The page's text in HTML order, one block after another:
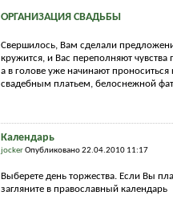
ОРГАНИЗАЦИЯ СВАДЬБЫ
Свершилось, Вам сделали
кружится, и Вас переполняют чувства
а в голове уже начинают
свадебным платьем, белоснежной
Календарь
jockerОпубликовано 22.04.2010 11:17
Выберете день торжества. Если Вы
загляните в православный календарь